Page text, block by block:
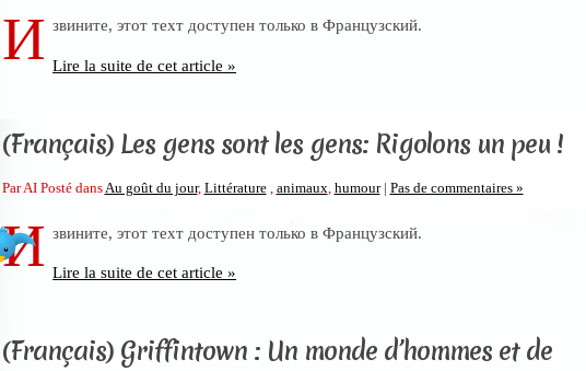
И звините, этот техт доступен только в Французский.
Lire la suite de cet article »
(Français) Les gens sont les gens: Rigolons un peu !
Par AI Posté dans Au goût du jour, Littérature, animaux humour | Pas de commentaires »
И звините, этот техт доступен только в Французский.
Lire la suite de cet article »
(Français) Griffintown : Un monde d’hommes et de